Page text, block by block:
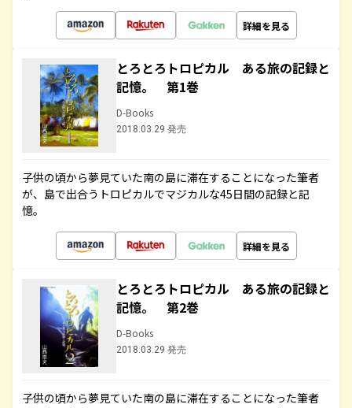
詳細を見る
とろとろトロピカル ある旅の記録と
記憶。 第1巻
D-Books
2018.03.29 発売
子供の頃から夢見ていた南の島に滞在することになった筆者
が、島で出合うトロピカルでマジカルな45日間の記録と記
憶。
詳細を見る
とろとろトロピカル ある旅の記録と
記憶。 第2巻
D-Books
2018.03.29 発売
子供の頃から夢見ていた南の島に滞在することになった筆者